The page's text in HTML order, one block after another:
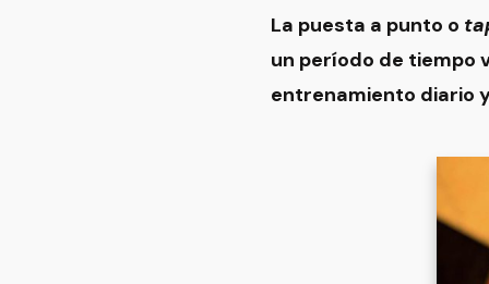
La puesta a punto o
un período de tiempo
entrenamiento diario